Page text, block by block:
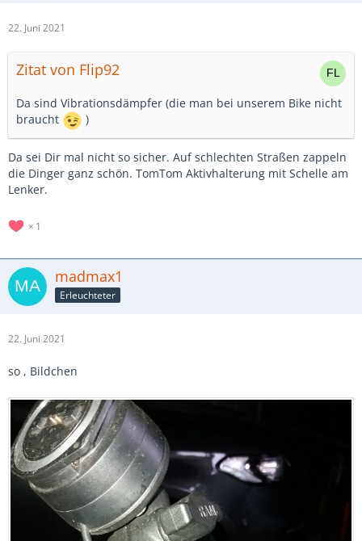
22. Juni 2021
Zitat von Flip92
Da sind Vibrationsdämpfer (die man bei unserem Bike nicht
braucht
)
Da sei Dir mal nicht so sicher. Auf schlechten Straßen zappeln
die Dinger ganz schön. TomTom Aktivhalterung mit Schelle am
Lenker.
1
madmax1
Erleuchteter
22. Juni 2021
so , Bildchen